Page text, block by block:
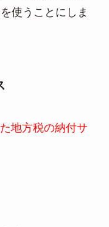
使うことにしま
地方税の納付サ